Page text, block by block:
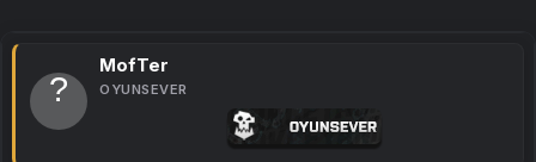
MofTer
OYUNSEVER